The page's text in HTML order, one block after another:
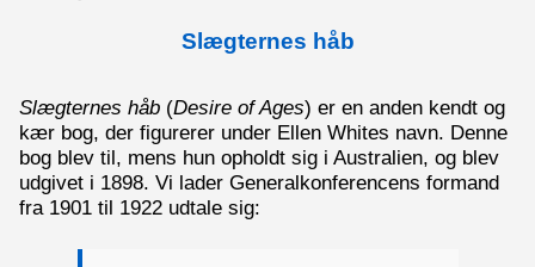
Slægternes håb
Slægternes håb (Desire of Ages) er en anden kendt og
kær bog, der figurerer under Ellen Whites navn. Denne
bog blev til, mens hun opholdt sig i Australien, og blev
udgivet i 1898. Vi lader Generalkonferencens formand
fra 1901 til 1922 udtale sig: